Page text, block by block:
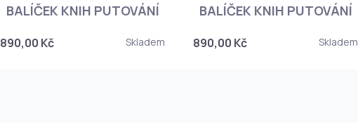
BALÍČEK KNIH PUTOVÁNÍ
890,00 Kč Skladem
BALÍČEK KNIH PUTOVÁNÍ
890,00 Kč Skladem